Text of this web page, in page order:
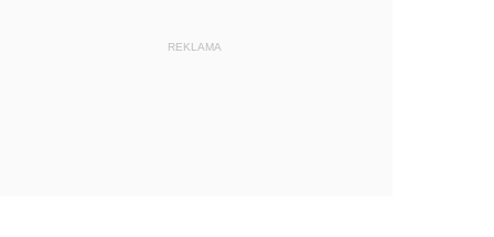
REKLAMA